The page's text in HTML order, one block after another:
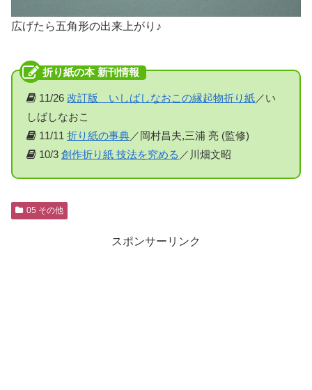
広げたら五角形の出来上がり♪
11/26 改訂版 いしばしなおこの縁起物折り紙／い
しばしなおこ
11/11 折り紙の事典／岡村昌夫,三浦 亮 (監修)
10/3 創作折り紙 技法を究める ／川畑文昭
05 その他
スポンサーリンク